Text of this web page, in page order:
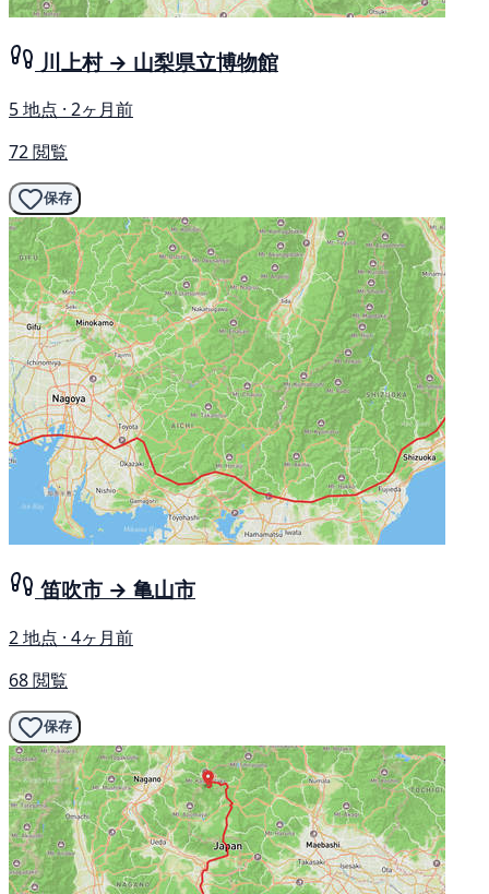
川上村 → 山梨県立博物館
5 地点 · 2ヶ月前
72 閲覧
保存
笛吹市 → 亀山市
2 地点 · 4ヶ月前
68 閲覧
保存